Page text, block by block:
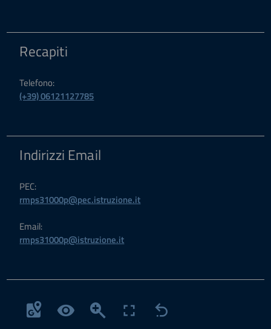
Recapiti
Telefono:
(+39) 06121127785
Indirizzi Email
PEC:
rmps31000p@pec.istruzione.it
Email:
rmps31000p@istruzione.it